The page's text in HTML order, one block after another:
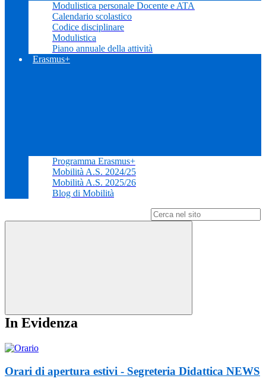
Modulistica personale Docente e ATA
Calendario scolastico
Codice disciplinare
Modulistica
Piano annuale della attività
Erasmus+
Programma Erasmus+
Mobilità A.S. 2024/25
Mobilità A.S. 2025/26
Blog di Mobilità
In Evidenza
Orari di apertura estivi - Segreteria Didattica NEWS